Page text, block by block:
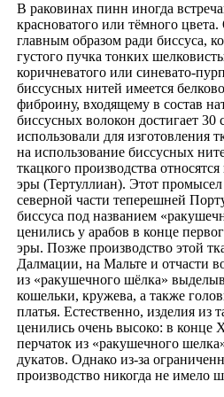
В раковинах пинн иногда
красноватого или тёмного
главным образом ради биссуса,
густого пучка тонких
коричневатого или синевато-
биссусных нитей имеется
фиброину, входящему в состав
биссусных волокон достигает
использовали для изготовления
на использование биссусных
ткацкого производства
эры (Тертуллиан). Этот
северной части теперешней
биссуса под названием
ценились у арабов в конце
эры. Позже производство этой
Далмации, на Мальте и отчасти
из «ракушечного шёлка»
кошельки, кружева, а также
платья. Естественно, изделия из
ценились очень высоко: в конце
перчаток из «ракушечного
дукатов. Однако из-за
производство никогда не имело